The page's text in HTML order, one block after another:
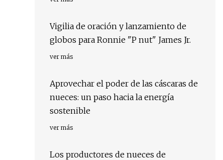
Vigilia de oración y lanzamiento de
globos para Ronnie "P nut" James Jr.
ver más
Aprovechar el poder de las cáscaras de
nueces: un paso hacia la energía
sostenible
ver más
Los productores de nueces de